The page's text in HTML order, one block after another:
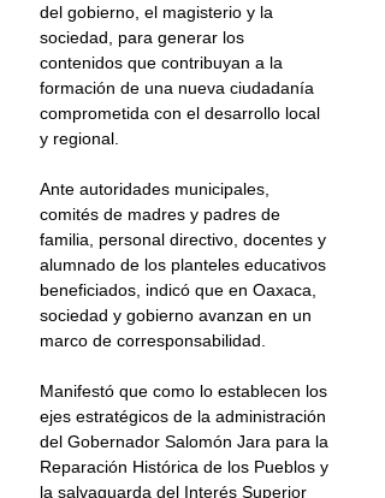
del gobierno, el magisterio y la
sociedad, para generar los
contenidos que contribuyan a la
formación de una nueva ciudadanía
comprometida con el desarrollo local
y regional.
Ante autoridades municipales,
comités de madres y padres de
familia, personal directivo, docentes y
alumnado de los planteles educativos
beneficiados, indicó que en Oaxaca,
sociedad y gobierno avanzan en un
marco de corresponsabilidad.
Manifestó que como lo establecen los
ejes estratégicos de la administración
del Gobernador Salomón Jara para la
Reparación Histórica de los Pueblos y
la salvaguarda del Interés Superior